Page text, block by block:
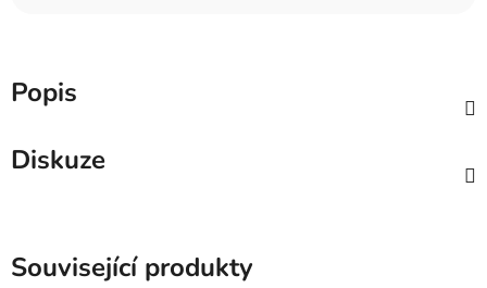
Popis
Diskuze
Související produkty